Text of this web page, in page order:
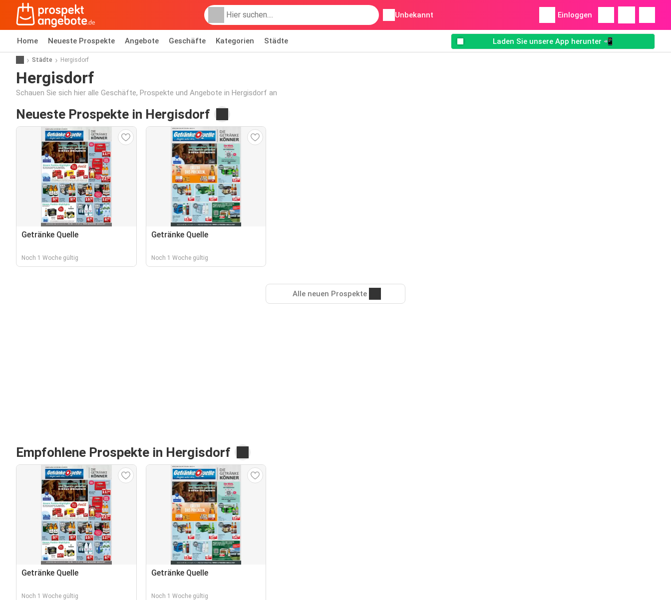
Unbekannt Einloggen
Home Neueste Prospekte Angebote Geschäfte Kategorien Städte Laden Sie unsere App herunter 📲
Städte Hergisdorf
Hergisdorf
Schauen Sie sich hier alle Geschäfte, Prospekte und Angebote in Hergisdorf an
Neueste Prospekte in Hergisdorf
Getränke Quelle
Noch 1 Woche gültig
Getränke Quelle
Noch 1 Woche gültig
Alle neuen Prospekte
Empfohlene Prospekte in Hergisdorf
Getränke Quelle
Noch 1 Woche gültig
Getränke Quelle
Noch 1 Woche gültig